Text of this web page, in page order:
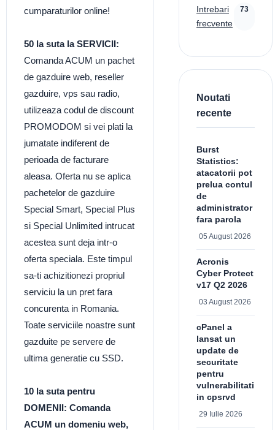
cumparaturilor online!
50 la suta la SERVICII:
Comanda ACUM un pachet
de gazduire web, reseller
gazduire, vps sau radio,
utilizeaza codul de discount
PROMODOM si vei plati la
jumatate indiferent de
perioada de facturare
aleasa. Oferta nu se aplica
pachetelor de gazduire
Special Smart, Special Plus
si Special Unlimited intrucat
acestea sunt deja intr-o
oferta speciala. Este timpul
sa-ti achizitionezi propriul
serviciu la un pret fara
concurenta in Romania.
Toate serviciile noastre sunt
gazduite pe servere de
ultima generatie cu SSD.
10 la suta pentru
DOMENII: Comanda
ACUM un domeniu web,
Intrebari
frecvente
73
Noutati
recente
Burst
Statistics:
atacatorii pot
prelua contul
de
administrator
fara parola
05 August 2026
Acronis
Cyber Protect
v17 Q2 2026
03 August 2026
cPanel a
lansat un
update de
securitate
pentru
vulnerabilitati
in cpsrvd
29 Iulie 2026